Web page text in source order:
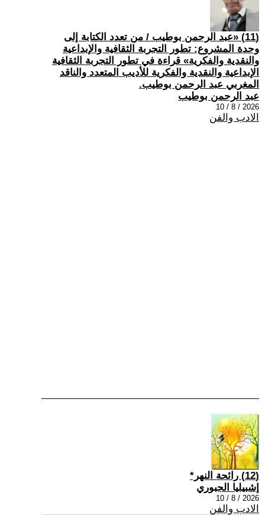
(11) «عبد الرحمن بوطيب / من تعدد الكتابة إلى
وحدة المشروع: تطور التجربة الثقافية والإبداعية
والنقدية والفكرية» قراءة في تطور التجربة الثقافية
الإبداعية والنقدية والفكرية للأديب المتعدد والناقد
المغربي عبد الرحمن بوطيب.
عبد الرحمن بوطيب
2026 / 8 / 10
الادب والفن
(12) رائحة النهر*
إشبيليا الجبوري
2026 / 8 / 10
الادب والفن